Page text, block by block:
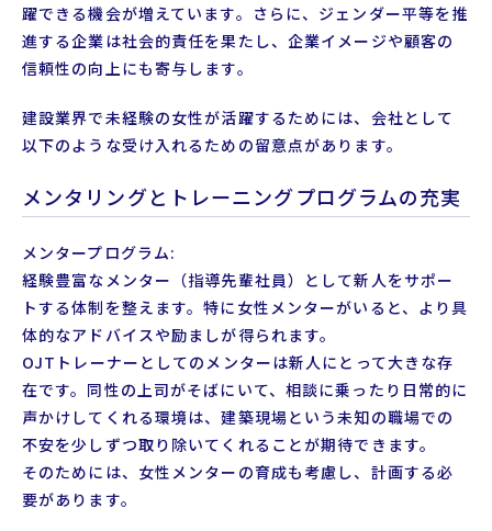
躍できる機会が増えています。さらに、ジェンダー平等を推
進する企業は社会的責任を果たし、企業イメージや顧客の
信頼性の向上にも寄与します。
建設業界で未経験の女性が活躍するためには、会社として
以下のような受け入れるための留意点があります。
メンタリングとトレーニングプログラムの充実
メンタープログラム:
経験豊富なメンター（指導先輩社員）として新人をサポー
トする体制を整えます。特に女性メンターがいると、より具
体的なアドバイスや励ましが得られます。
OJTトレーナーとしてのメンターは新人にとって大きな存
在です。同性の上司がそばにいて、相談に乗ったり日常的に
声かけしてくれる環境は、建築現場という未知の職場での
不安を少しずつ取り除いてくれることが期待できます。
そのためには、女性メンターの育成も考慮し、計画する必
要があります。